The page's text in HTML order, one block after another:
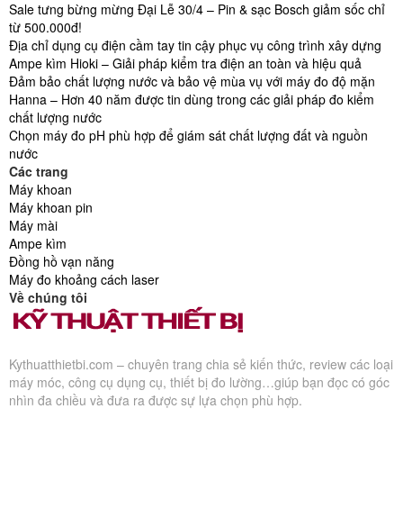
Sale tưng bừng mừng Đại Lễ 30/4 – Pin & sạc Bosch giảm sốc chỉ
từ 500.000đ!
Địa chỉ dụng cụ điện cầm tay tin cậy phục vụ công trình xây dựng
Ampe kìm Hioki – Giải pháp kiểm tra điện an toàn và hiệu quả
Đảm bảo chất lượng nước và bảo vệ mùa vụ với máy đo độ mặn
Hanna – Hơn 40 năm được tin dùng trong các giải pháp đo kiểm
chất lượng nước
Chọn máy đo pH phù hợp để giám sát chất lượng đất và nguồn
nước
Các trang
Máy khoan
Máy khoan pin
Máy mài
Ampe kìm
Đồng hồ vạn năng
Máy đo khoảng cách laser
Về chúng tôi
Kythuatthietbi.com – chuyên trang chia sẻ kiến thức, review các loại
máy móc, công cụ dụng cụ, thiết bị đo lường…giúp bạn đọc có góc
nhìn đa chiều và đưa ra được sự lựa chọn phù hợp.